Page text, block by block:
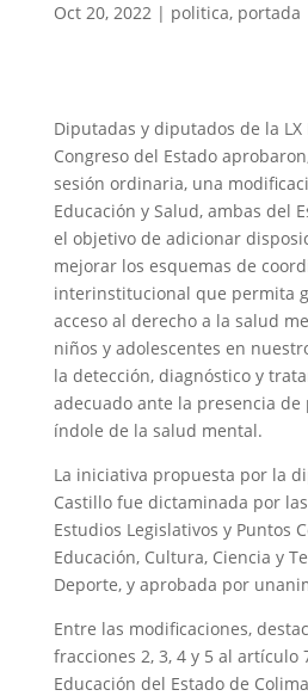
Oct 20, 2022| politica, portada
Diputadas y diputados de la
Congreso del Estado
sesión ordinaria, una
Educación y Salud, ambas del
el objetivo de adicionar
mejorar los esquemas de
interinstitucional que permita
acceso al derecho a la salud
niños y adolescentes en
la detección, diagnóstico y
adecuado ante la presencia
índole de la salud mental.
La iniciativa propuesta por la
Castillo fue dictaminada por
Estudios Legislativos y Puntos
Educación, Cultura, Ciencia y
Deporte, y aprobada por
Entre las modificaciones,
fracciones 2, 3, 4 y 5 al artículo
Educación del Estado de